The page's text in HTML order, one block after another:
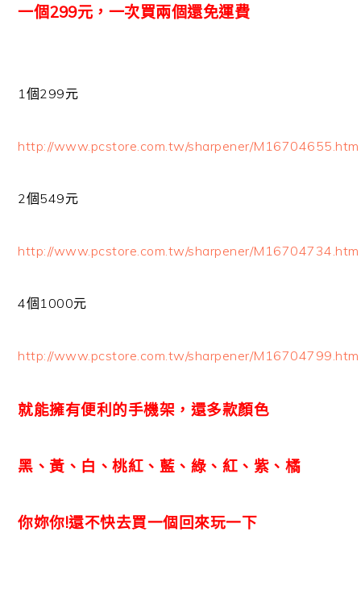
一個299元，一次買兩個還免運費
1個299元
http://www.pcstore.com.tw/sharpener/M16704655.htm
2個549元
http://www.pcstore.com.tw/sharpener/M16704734.htm
4個1000元
http://www.pcstore.com.tw/sharpener/M16704799.htm
就能擁有便利的手機架，還多款顏色
黑、黃、白、桃紅、藍、綠、紅、紫、橘
你妳你!還不快去買一個回來玩一下